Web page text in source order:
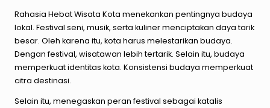
Rahasia Hebat Wisata Kota menekankan pentingnya budaya
lokal. Festival seni, musik, serta kuliner menciptakan daya tarik
besar. Oleh karena itu, kota harus melestarikan budaya.
Dengan festival, wisatawan lebih tertarik. Selain itu, budaya
memperkuat identitas kota. Konsistensi budaya memperkuat
citra destinasi.
Selain itu, menegaskan peran festival sebagai katalis